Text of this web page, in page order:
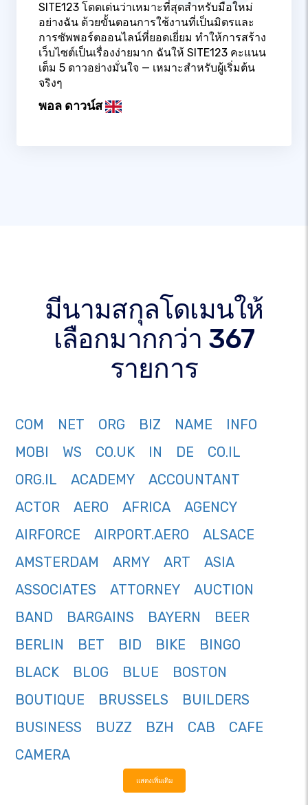
SITE123 โดดเด่นว่าเหมาะที่สุดสำหรับมือใหม่
อย่างฉัน ด้วยขั้นตอนการใช้งานที่เป็นมิตรและ
การซัพพอร์ตออนไลน์ที่ยอดเยี่ยม ทำให้การสร้าง
เว็บไซต์เป็นเรื่องง่ายมาก ฉันให้ SITE123 คะแนน
เต็ม 5 ดาวอย่างมั่นใจ — เหมาะสำหรับผู้เริ่มต้น
จริงๆ
พอล ดาวน์ส
มีนามสกุลโดเมนให้
เลือกมากกว่า 367
รายการ
COM NET ORG BIZ NAME
INFO
MOBI
WS CO.UK IN DE
CO.IL
ORG.IL
ACADEMY
ACCOUNTANT
ACTOR
AERO AFRICA
AGENCY
AIRFORCE
AIRPORT.AERO
ALSACE
AMSTERDAM
ARMY ART
ASIA
ASSOCIATES
ATTORNEY
AUCTION
BAND
BARGAINS BAYERN
BEER
BERLIN
BET BID BIKE
BINGO
BLACK
BLOG BLUE
BOSTON
BOUTIQUE
BRUSSELS
BUILDERS
BUSINESS
BUZZ BZH CAB
CAFE
CAMERA
แสดงเพิ่มเติม